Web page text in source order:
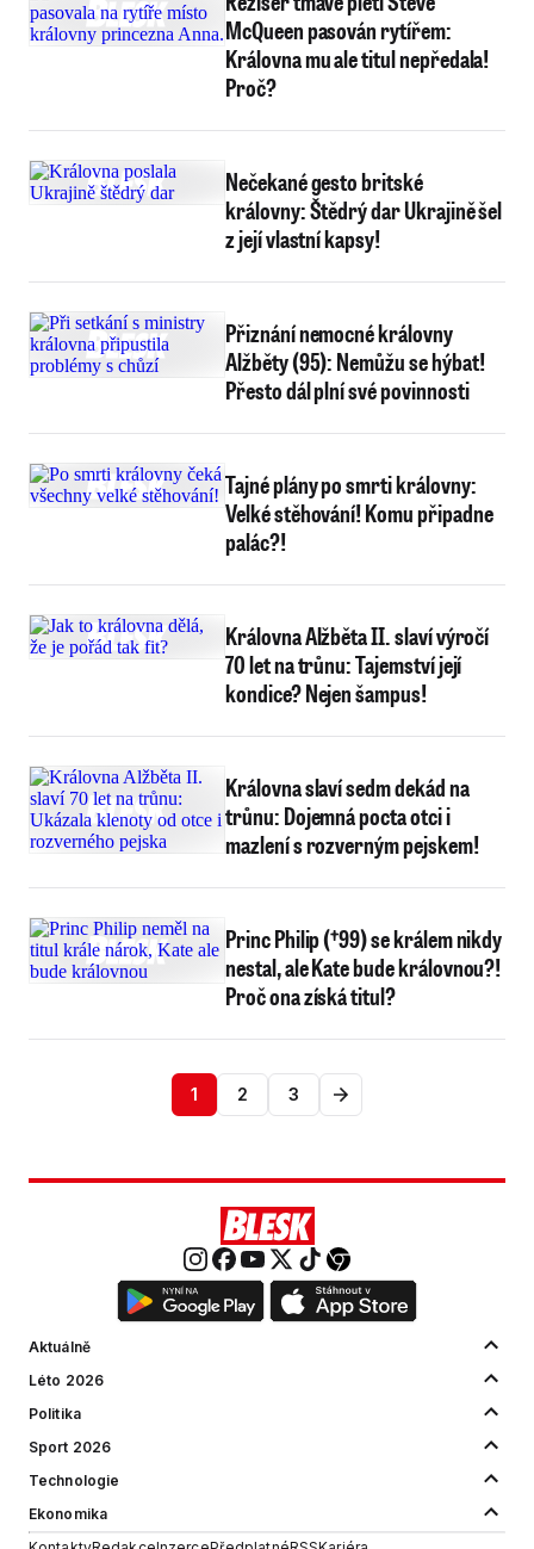
McQueen pasován rytířem:
Královna mu ale titul nepředala!
Proč?
Nečekané gesto britské
královny: Štědrý dar Ukrajině šel
z její vlastní kapsy!
Přiznání nemocné královny
Alžběty (95): Nemůžu se hýbat!
Přesto dál plní své povinnosti
Tajné plány po smrti královny:
Velké stěhování! Komu připadne
palác?!
Královna Alžběta II. slaví výročí
70 let na trůnu: Tajemství její
kondice? Nejen šampus!
Královna slaví sedm dekád na
trůnu: Dojemná pocta otci i
mazlení s rozverným pejskem!
Princ Philip (†99) se králem nikdy
nestal, ale Kate bude královnou?!
Proč ona získá titul?
1 2 3
Aktuálně
Léto 2026
Politika
Sport 2026
Technologie
Ekonomika